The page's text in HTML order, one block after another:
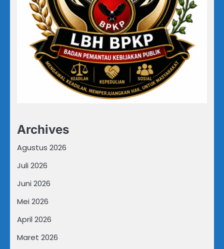
Archives
Agustus 2026
Juli 2026
Juni 2026
Mei 2026
April 2026
Maret 2026